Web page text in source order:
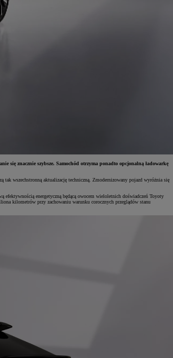
znacznie szybsze. Samochód otrzyma ponadto opcjonalną ładowarkę
wszechstronną aktualizację techniczną. Zmodernizowany pojazd wyróżnia się
energetyczną będącą owocem wieloletnich doświadczeń Toyoty
kilometrów przy zachowaniu warunku corocznych przeglądów stanu